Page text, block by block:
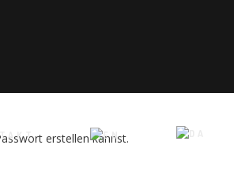
erstellen kannst.